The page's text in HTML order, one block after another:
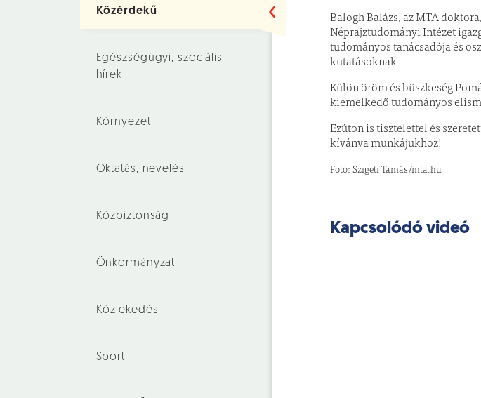
Közérdekű
Egészségügyi, szociális
hírek
Környezet
Oktatás, nevelés
Közbiztonság
Önkormányzat
Közlekedés
Sport
Balogh Balázs, az MTA
Néprajztudományi Intézet
tudományos tanácsadója és
kutatásoknak.
Külön öröm és büszkeség
kiemelkedő tudományos
Ezúton is tisztelettel és
kívánva munkájukhoz!
Fotó: Szigeti Tamás/mta.hu
Kapcsolódó videó